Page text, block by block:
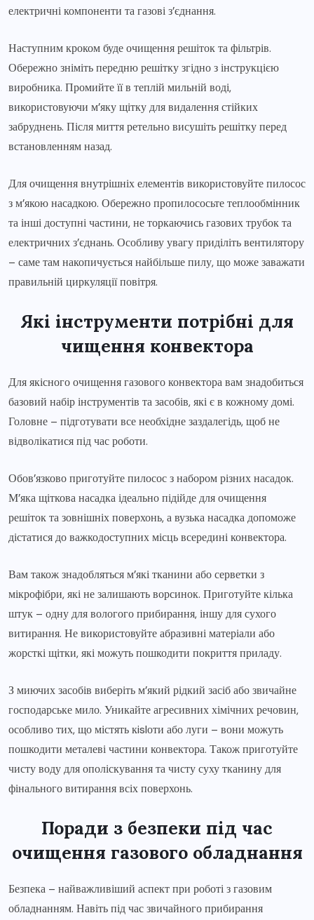
електричні компоненти та газові з’єднання.
Наступним кроком буде очищення решіток та фільтрів.
Обережно зніміть передню решітку згідно з інструкцією
виробника. Промийте її в теплій мильній воді,
використовуючи м’яку щітку для видалення стійких
забруднень. Після миття ретельно висушіть решітку перед
встановленням назад.
Для очищення внутрішніх елементів використовуйте пилосос
з м’якою насадкою. Обережно пропилососьте теплообмінник
та інші доступні частини, не торкаючись газових трубок та
електричних з’єднань. Особливу увагу приділіть вентилятору
– саме там накопичується найбільше пилу, що може заважати
правильній циркуляції повітря.
Які інструменти потрібні для
чищення конвектора
Для якісного очищення газового конвектора вам знадобиться
базовий набір інструментів та засобів, які є в кожному домі.
Головне – підготувати все необхідне заздалегідь, щоб не
відволікатися під час роботи.
Обов’язково приготуйте пилосос з набором різних насадок.
М’яка щіткова насадка ідеально підійде для очищення
решіток та зовнішніх поверхонь, а вузька насадка допоможе
дістатися до важкодоступних місць всередині конвектора.
Вам також знадобляться м’які тканини або серветки з
мікрофібри, які не залишають ворсинок. Приготуйте кілька
штук – одну для вологого прибирання, іншу для сухого
витирання. Не використовуйте абразивні матеріали або
жорсткі щітки, які можуть пошкодити покриття приладу.
З миючих засобів виберіть м’який рідкий засіб або звичайне
господарське мило. Уникайте агресивних хімічних речовин,
особливо тих, що містять кislоти або луги – вони можуть
пошкодити металеві частини конвектора. Також приготуйте
чисту воду для ополіскування та чисту суху тканину для
фінального витирання всіх поверхонь.
Поради з безпеки під час
очищення газового обладнання
Безпека – найважливіший аспект при роботі з газовим
обладнанням. Навіть під час звичайного прибирання